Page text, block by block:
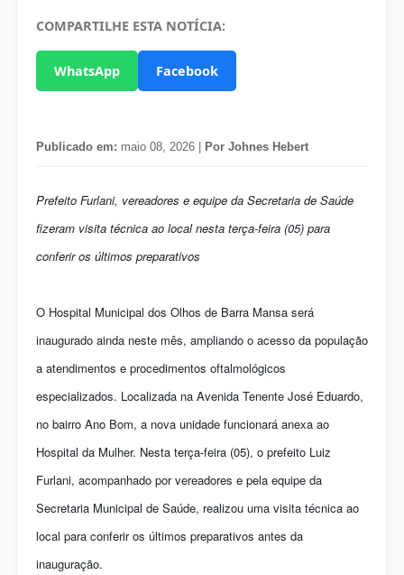
COMPARTILHE ESTA NOTÍCIA:
WhatsApp Facebook
Publicado em: maio 08, 2026 | Por Johnes Hebert
Prefeito Furlani, vereadores e equipe da Secretaria de Saúde
fizeram visita técnica ao local nesta terça-feira (05) para
conferir os últimos preparativos
O Hospital Municipal dos Olhos de Barra Mansa será
inaugurado ainda neste mês, ampliando o acesso da população
a atendimentos e procedimentos oftalmológicos
especializados. Localizada na Avenida Tenente José Eduardo,
no bairro Ano Bom, a nova unidade funcionará anexa ao
Hospital da Mulher. Nesta terça-feira (05), o prefeito Luiz
Furlani, acompanhado por vereadores e pela equipe da
Secretaria Municipal de Saúde, realizou uma visita técnica ao
local para conferir os últimos preparativos antes da
inauguração.